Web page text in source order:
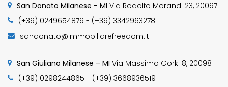
San Donato Milanese - MI Via Rodolfo Morandi 23, 20097
(+39) 0249654879 - (+39) 3342963278
sandonato@immobiliarefreedom.it
San Giuliano Milanese – MI Via Massimo Gorki 8, 20098
(+39) 0298244865 - (+39) 3668936519